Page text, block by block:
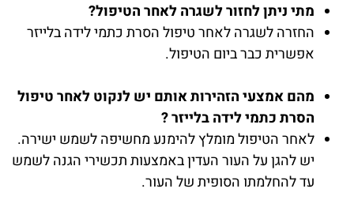
מתי ניתן לחזור לשגרה לאחר הטיפול?
החזרה לשגרה לאחר טיפול הסרת כתמי לידה בלייזר
אפשרית כבר ביום הטיפול.
מהם אמצעי הזהירות אותם יש לנקוט לאחר טיפול
הסרת כתמי לידה בלייזר ?
לאחר הטיפול מומלץ להימנע מחשיפה לשמש ישירה.
יש להגן על העור העדין באמצעות תכשירי הגנה לשמש
עד להחלמתו הסופית של העור.